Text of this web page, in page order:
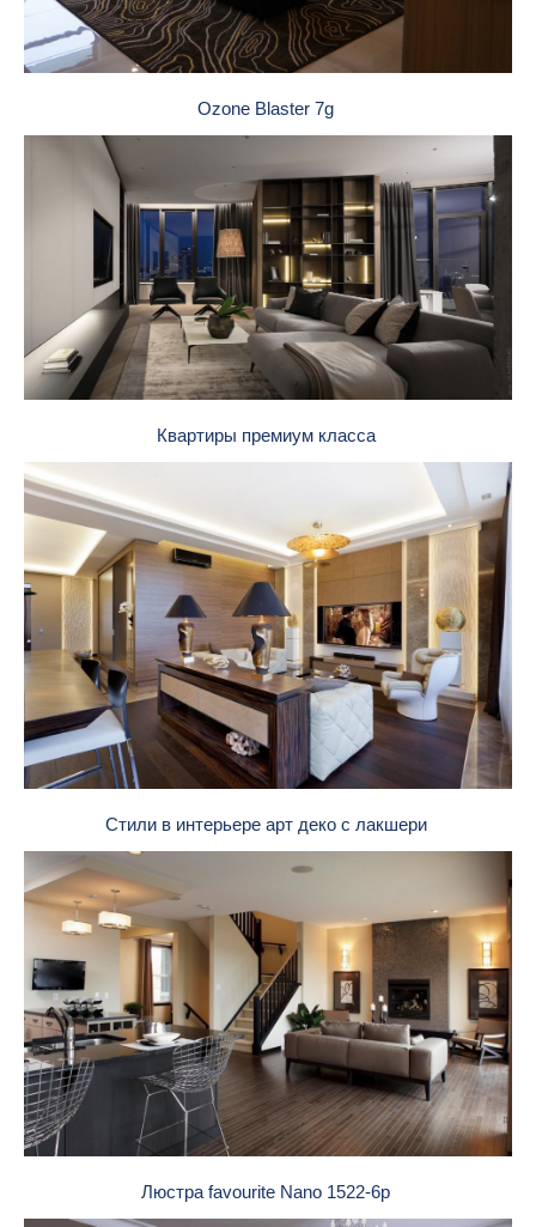
Ozone Blaster 7g
Квартиры премиум класса
Стили в интерьере арт деко с лакшери
Люстра favourite Nano 1522-6p